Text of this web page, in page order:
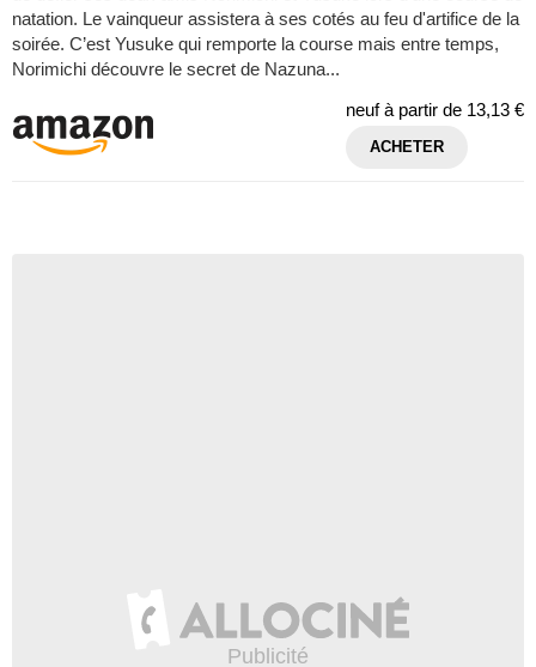
natation. Le vainqueur assistera à ses cotés au feu d'artifice de la
soirée. C’est Yusuke qui remporte la course mais entre temps,
Norimichi découvre le secret de Nazuna...
neuf à partir de 13,13 €
ACHETER